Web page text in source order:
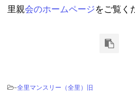
里親会のホームページをご覧く
-全里マンスリー（全里）旧